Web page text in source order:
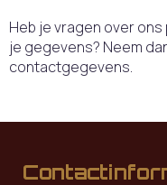
Heb je vragen over
je gegevens? Neem
contactgegevens.